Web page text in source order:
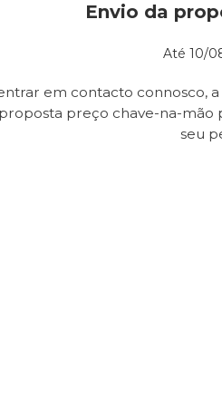
Envio da
Até 10/
em contacto connosco, a
preço chave-na-mão
seu